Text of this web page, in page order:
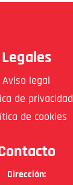
Legales
Aviso legal
de privacidad
de cookies
Dirección: